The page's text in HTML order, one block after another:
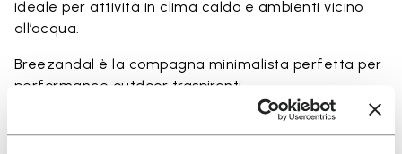
ideale per attività in clima caldo e ambienti vicino
all’acqua.
Breezandal è la compagna minimalista perfetta per
performance outdoor traspiranti.